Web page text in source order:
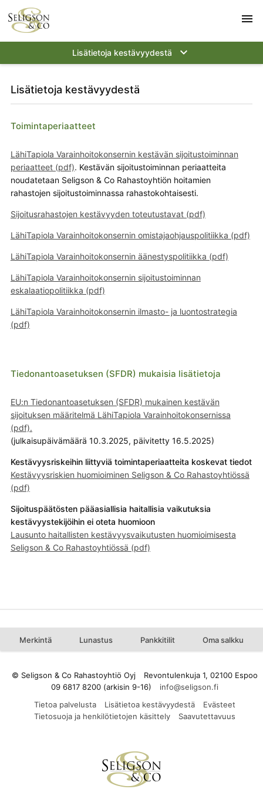
menu
Lisätietoja kestävyydestä keyboard_arrow_down
Lisätietoja kestävyydestä
Toimintaperiaatteet
LähiTapiola Varainhoitokonsernin kestävän sijoitustoiminnan
periaatteet (pdf). Kestävän sijoitustoiminnan periaatteita
noudatetaan Seligson & Co Rahastoyhtiön hoitamien
rahastojen sijoitustoiminnassa rahastokohtaisesti.
Sijoitusrahastojen kestävyyden toteutustavat (pdf)
LähiTapiola Varainhoitokonsernin omistajaohjauspolitiikka (pdf)
LähiTapiola Varainhoitokonsernin äänestyspolitiikka (pdf)
LähiTapiola Varainhoitokonsernin sijoitustoiminnan
eskalaatiopolitiikka (pdf)
LähiTapiola Varainhoitokonsernin ilmasto- ja luontostrategia
(pdf)
Tiedonantoasetuksen (SFDR) mukaisia lisätietoja
EU:n Tiedonantoasetuksen (SFDR) mukainen kestävän
sijoituksen määritelmä LähiTapiola Varainhoitokonsernissa
(pdf).
(julkaisupäivämäärä 10.3.2025, päivitetty 16.5.2025)
Kestävyysriskeihin liittyviä toimintaperiaatteita koskevat tiedot
Kestävyysriskien huomioiminen Seligson & Co Rahastoyhtiössä
(pdf)
Sijoituspäätösten pääasiallisia haitallisia vaikutuksia
kestävyystekijöihin ei oteta huomioon
Lausunto haitallisten kestävyysvaikutusten huomioimisesta
Seligson & Co Rahastoyhtiössä (pdf)
Merkintä Lunastus Pankkitilit Oma salkku
© Seligson & Co Rahastoyhtiö Oyj
Revontulenkuja 1, 02100 Espoo
09 6817 8200 (arkisin 9-16)
Tietoa palvelusta
Lisätietoa kestävyydestä
Evästeet
Tietosuoja ja henkilötietojen käsittely
Saavutettavuus